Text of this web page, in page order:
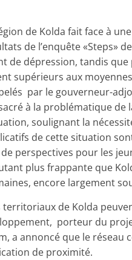
de Kolda fait face à
de l’enquête «Steps»
de dépression, tandis
supérieurs aux
par le gouverneur-
à la problématique de
soulignant la
de cette situation
perspectives pour les
plus frappante que
encore largement
territoriaux de Kolda
porteur du
a annoncé que le
de proximité.